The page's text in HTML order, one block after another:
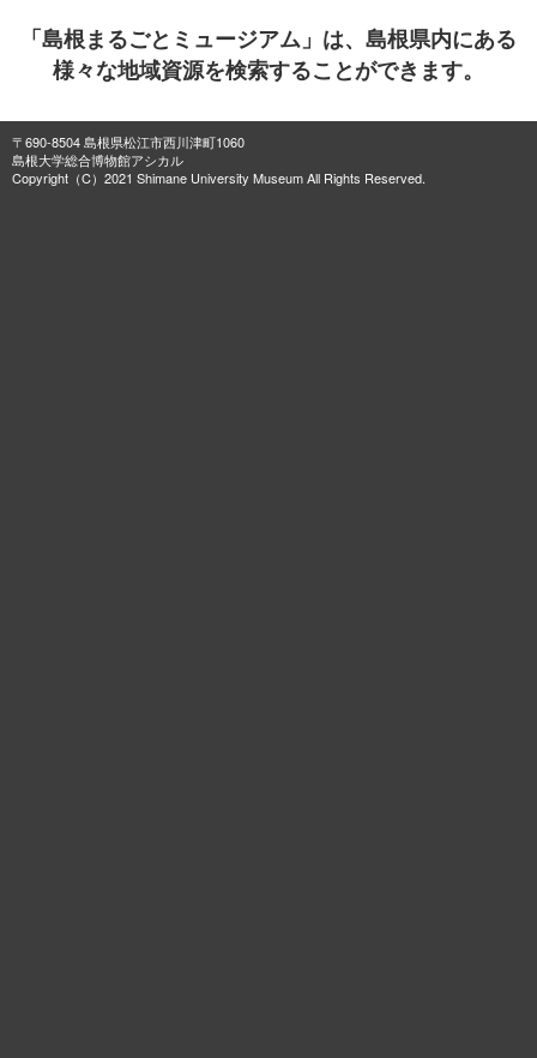
「島根まるごとミュージアム」は、島根県内にある
様々な地域資源を検索することができます。
〒690-8504 島根県松江市西川津町1060
島根大学総合博物館アシカル
Copyright（C）2021 Shimane University Museum All Rights Reserved.